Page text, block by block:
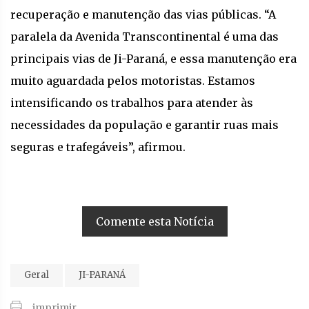
recuperação e manutenção das vias públicas. “A
paralela da Avenida Transcontinental é uma das
principais vias de Ji-Paraná, e essa manutenção era
muito aguardada pelos motoristas. Estamos
intensificando os trabalhos para atender às
necessidades da população e garantir ruas mais
seguras e trafegáveis”, afirmou.
Comente esta Notícia
Geral JI-PARANÁ